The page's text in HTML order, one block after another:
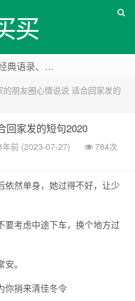
买
本站后续将专注心情说说、经典语录、心情随笔等
的朋友圈心情说说 适合回家发的
回家发的短句2020
年前 (2023-07-27)
784次
依然单身，她过得不好，让少
要考虑中途下车，换个地方过
。
你捎来清佳冬令